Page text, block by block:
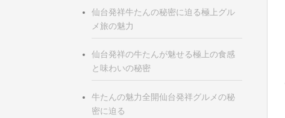
仙台発祥牛たんの秘密に迫る極上グル
メ旅の魅力
仙台発祥の牛たんが魅せる極上の食感
と味わいの秘密
牛たんの魅力全開仙台発祥グルメの秘
密に迫る